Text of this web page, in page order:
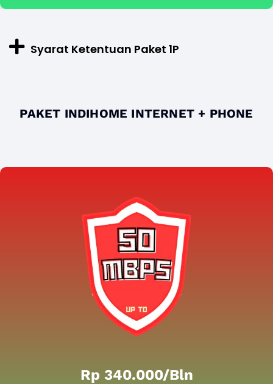
Syarat Ketentuan Paket 1P
PAKET INDIHOME INTERNET + PHONE
Rp 340.000/bln